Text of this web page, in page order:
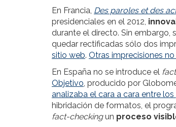
En Francia, Des paroles et des
presidenciales en el 2012,
durante el directo. Sin embargo,
quedar rectificadas sólo dos
sitio web. Otras imprecisiones
En España no se introduce el
Objetivo, producido por
analizaba el cara a cara entre
hibridación de formatos, el
fact-checkingun proceso